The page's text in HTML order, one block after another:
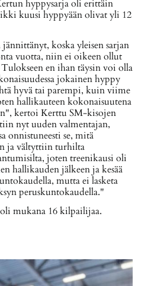
hyppysarja oli erittäin
kuusi hyppyään olivat yli 12
koska yleisen sarjan
vuotta, niin ei oikeen ollut
en ihan täysin voi olla
jokainen hyppy
hyvä tai parempi, kuin viime
hallikauteen kokonaisuutena
kertoi Kerttu SM-kisojen
nyt uuden valmentajan,
onnistuneesti se, mitä
ja vältyttiin turhilta
joten treenikausi oli
hallikauden jälkeen ja kesää
mutta ei lasketa
peruskuntokaudella."
mukana 16 kilpailijaa.